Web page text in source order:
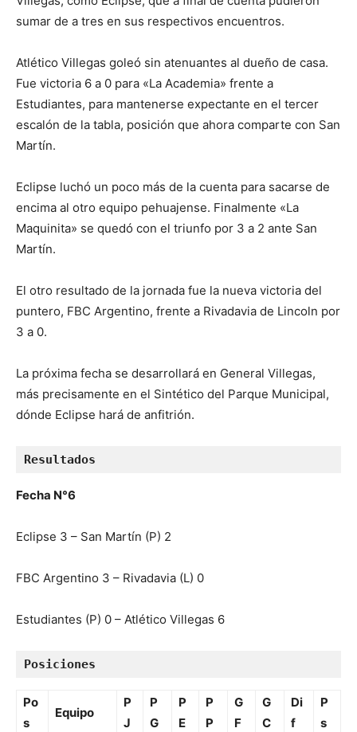
sumar de a tres en sus respectivos encuentros.
Atlético Villegas goleó sin atenuantes al dueño de casa.
Fue victoria 6 a 0 para «La Academia» frente a
Estudiantes, para mantenerse expectante en el tercer
escalón de la tabla, posición que ahora comparte con San
Martín.
Eclipse luchó un poco más de la cuenta para sacarse de
encima al otro equipo pehuajense. Finalmente «La
Maquinita» se quedó con el triunfo por 3 a 2 ante San
Martín.
El otro resultado de la jornada fue la nueva victoria del
puntero, FBC Argentino, frente a Rivadavia de Lincoln por
3 a 0.
La próxima fecha se desarrollará en General Villegas,
más precisamente en el Sintético del Parque Municipal,
dónde Eclipse hará de anfitrión.
Resultados
Fecha N°6
Eclipse 3 – San Martín (P) 2
FBC Argentino 3 – Rivadavia (L) 0
Estudiantes (P) 0 – Atlético Villegas 6
Posiciones
Po
s
Equipo
P
J
P
G
P
E
P
P
G
F
G
C
Di
f
P
s